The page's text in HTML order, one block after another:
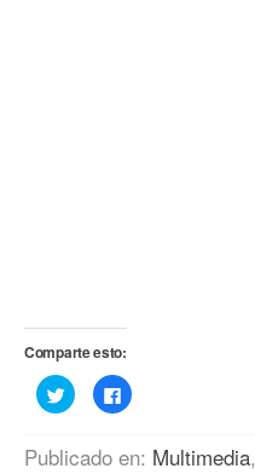
Comparte esto:
Haz
clic
en
Twitter
Haz
clic
Facebook
Publicado en: Multimedia,